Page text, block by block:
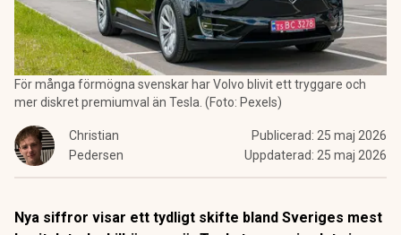
För många förmögna svenskar har Volvo blivit ett tryggare och
mer diskret premiumval än Tesla. (Foto: Pexels)
Christian
Pedersen
Publicerad: 25 maj 2026
Uppdaterad: 25 maj 2026
Nya siffror visar ett tydligt skifte bland Sveriges mest